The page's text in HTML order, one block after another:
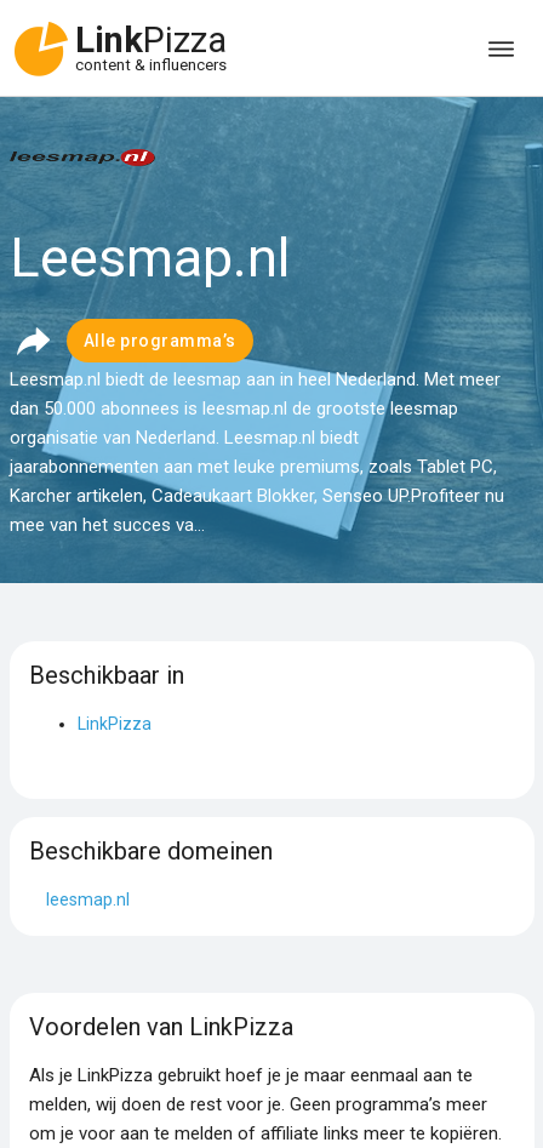
LinkPizza
content & influencers
Leesmap.nl
Alle programma’s
Leesmap.nl biedt de leesmap aan in heel Nederland. Met meer
dan 50.000 abonnees is leesmap.nl de grootste leesmap
organisatie van Nederland. Leesmap.nl biedt
jaarabonnementen aan met leuke premiums, zoals Tablet PC,
Karcher artikelen, Cadeaukaart Blokker, Senseo UP.Profiteer nu
mee van het succes va...
Beschikbaar in
LinkPizza
Beschikbare domeinen
leesmap.nl
Voordelen van LinkPizza
Als je LinkPizza gebruikt hoef je je maar eenmaal aan te
melden, wij doen de rest voor je. Geen programma’s meer
om je voor aan te melden of affiliate links meer te kopiëren.